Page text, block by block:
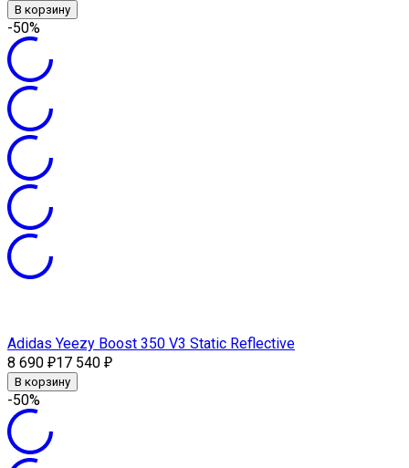
В корзину
-50%
Adidas Yeezy Boost 350 V3 Static Reflective
8 690 ₽17 540 ₽
В корзину
-50%